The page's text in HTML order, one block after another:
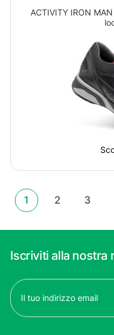
ACTIVITY IRON
1 2 3
Iscriviti alla nostra
Email
(Obbligatorio)